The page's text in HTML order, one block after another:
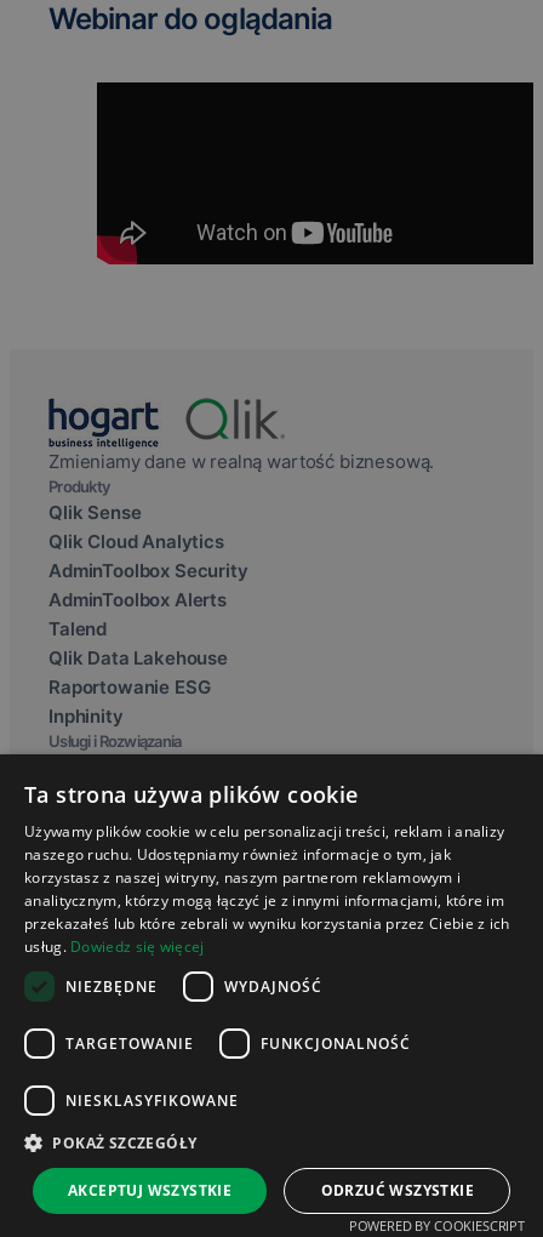
Webinar do oglądania
Zmieniamy dane w realną wartość biznesową.
Produkty
Qlik Sense
Qlik Cloud Analytics
AdminToolbox Security
AdminToolbox Alerts
Talend
Qlik Data Lakehouse
Raportowanie ESG
Inphinity
Usługi i Rozwiązania
Serwis / Utrzymanie
Szkolenia
Baza wiedzy
Blog
Słownik
Webinary Talend i Qlik Sense
O nas
Kim jesteśmy
Kariera
© 2026 hogart. All rights reserved.
Strona główna
Ta strona używa plików cookie
Używamy plików cookie w celu personalizacji treści, reklam i analizy
naszego ruchu. Udostępniamy również informacje o tym, jak
korzystasz z naszej witryny, naszym partnerom reklamowym i
analitycznym, którzy mogą łączyć je z innymi informacjami, które im
przekazałeś lub które zebrali w wyniku korzystania przez Ciebie z ich
usług. Dowiedz się więcej
NIEZBĘDNE
WYDAJNOŚĆ
TARGETOWANIE FUNKCJONALNOŚĆ
NIESKLASYFIKOWANE
POKAŻ SZCZEGÓŁY
AKCEPTUJ WSZYSTKIE ODRZUĆ WSZYSTKIE
POWERED BY COOKIESCRIPT